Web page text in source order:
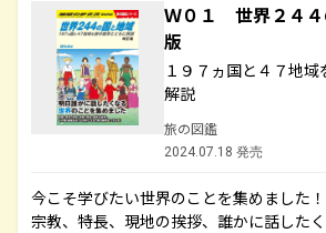
Ｗ０１ 世界２４
版
１９７ヵ国と４７地
解説
旅の図鑑
2024.07.18 発売
今こそ学びたい世界のことを集めました！
宗教、特長、現地の挨拶、誰かに話したく